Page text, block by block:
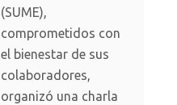
(SUME),
comprometidos con
el bienestar de sus
colaboradores,
organizó una charla